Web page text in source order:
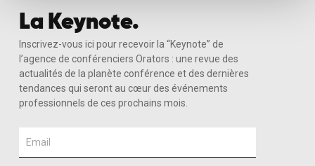
La Keynote.
Inscrivez-vous ici pour recevoir la “Keynote” de
l’agence de conférenciers Orators : une revue des
actualités de la planète conférence et des dernières
tendances qui seront au cœur des événements
professionnels de ces prochains mois.